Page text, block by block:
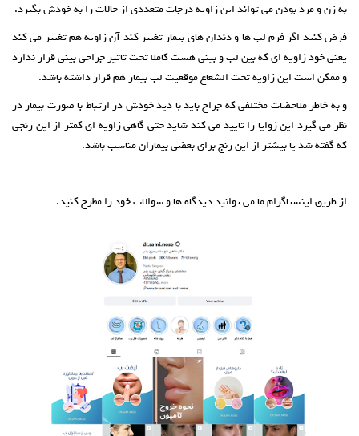
به زن و مرد بودن می تواند این زاویه درجات متعددی از حالات را به خودش بگیرد.
فرض کنید اگر فرم لب ها و دندان های بیمار تغییر کند آن زاویه هم تغییر می کند
یعنی خود زاویه ای که بین لب و بینی هست کاملا تحت تاثیر جراحی بینی قرار ندارد
و ممکن است این زاویه تحت الشعاع موقعیت لب بیمار هم قرار داشته باشد.
و به خاطر ملاحضات مختلفی که جراح باید با دید خودش در ارتباط با صورت بیمار در
نظر می گیرد این زوایا را تایید می کند شاید حتی گاهی زاویه ای کمتر از این رنجی
که گفته شد یا بیشتر از این رنج برای بعضی بیماران مناسب باشد.
از طریق اینستاگرام ما می توانید دیدگاه ها و سوالات خود را مطرح کنید.